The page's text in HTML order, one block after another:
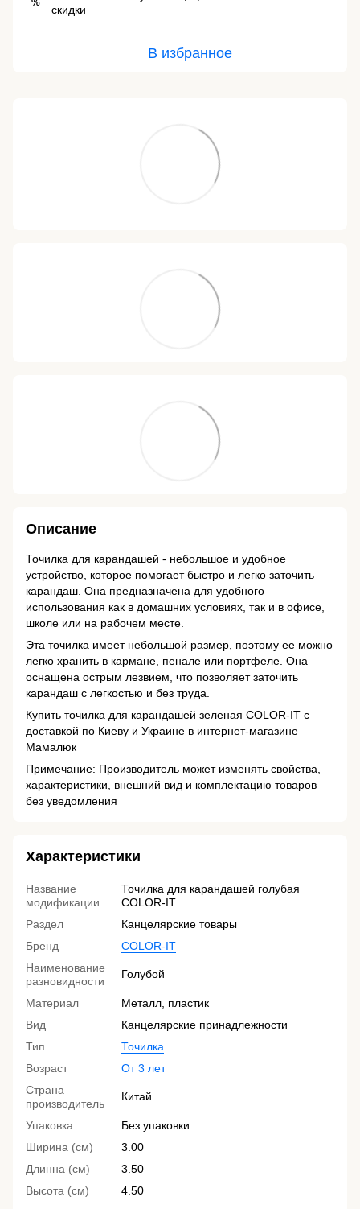
скидки
В избранное
Описание
Точилка для карандашей - небольшое и удобное
устройство, которое помогает быстро и легко заточить
карандаш. Она предназначена для удобного
использования как в домашних условиях, так и в офисе,
школе или на рабочем месте.
Эта точилка имеет небольшой размер, поэтому ее можно
легко хранить в кармане, пенале или портфеле. Она
оснащена острым лезвием, что позволяет заточить
карандаш с легкостью и без труда.
Купить точилка для карандашей зеленая COLOR-IT с
доставкой по Киеву и Украине в интернет-магазине
Мамалюк
Примечание: Производитель может изменять свойства,
характеристики, внешний вид и комплектацию товаров
без уведомления
Характеристики
Название
модификации
Точилка для карандашей голубая
COLOR-IT
Раздел
Канцелярские товары
Бренд
COLOR-IT
Наименование
разновидности
Голубой
Материал
Металл, пластик
Вид
Канцелярские принадлежности
Тип
Точилка
Возраст
От 3 лет
Страна
производитель
Китай
Упаковка
Без упаковки
Ширина (см)
3.00
Длинна (см)
3.50
Высота (см)
4.50